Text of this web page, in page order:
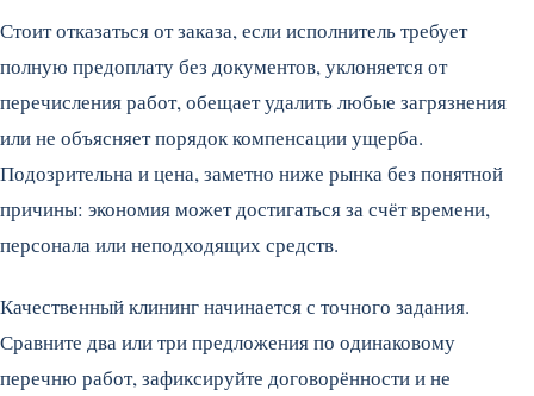
Стоит отказаться от заказа, если исполнитель требует
полную предоплату без документов, уклоняется от
перечисления работ, обещает удалить любые загрязнения
или не объясняет порядок компенсации ущерба.
Подозрительна и цена, заметно ниже рынка без понятной
причины: экономия может достигаться за счёт времени,
персонала или неподходящих средств.
Качественный клининг начинается с точного задания.
Сравните два или три предложения по одинаковому
перечню работ, зафиксируйте договорённости и не